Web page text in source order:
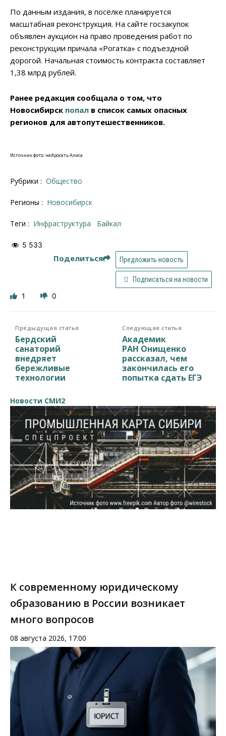
По данным издания, в посёлке планируется
масштабная реконструкция. На сайте госзакупок
объявлен аукцион на право проведения работ по
реконструкции причала «Рогатка» с подъездной
дорогой. Начальная стоимость контракта составляет
1,38 млрд рублей.
Ранее редакция сообщала о том, что
Новосибирск попал в список самых опасных
регионов для автопутешественников.
Источник фото: нейросеть Алиса
Рубрики : Общество
Регионы : Новосибирск
Теги : инфраструктура Байкал
5 533
Поделиться Предложить новость
Подписаться на новости
1 0
Предыдущая статья
Бердский
санаторий
внедряет
бережливые
технологии
Следующая статья
Академик
РАН Онищенко
рассказал, чем
закончилась его
попытка сдать ЕГЭ
Новости СМИ2
К современному юридическому
образованию в России возникает
много вопросов
08 августа 2026, 17:00